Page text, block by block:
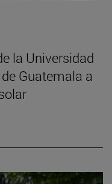
la Universidad
Guatemala a